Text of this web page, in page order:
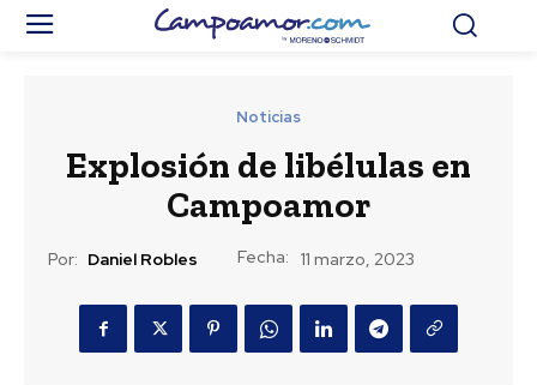
Noticias
Explosión de libélulas en
Campoamor
Por: Daniel Robles Fecha: 11 marzo, 2023